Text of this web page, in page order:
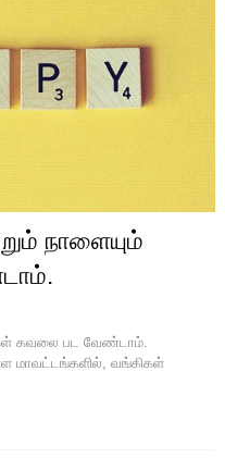
நாளையும்
கவலை பட வேண்டாம்.
மாவட்டங்களில், வங்கிகள்